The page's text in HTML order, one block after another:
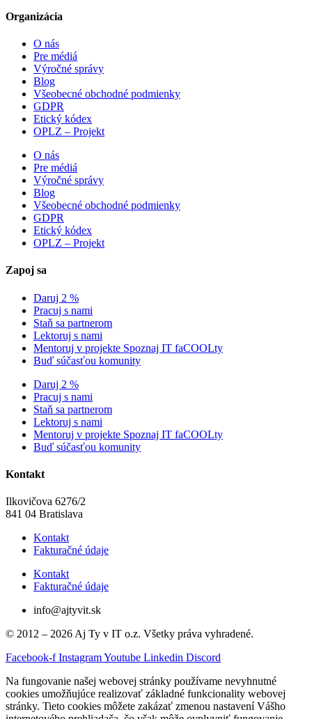
Organizácia
O nás
Pre médiá
Výročné správy
Blog
Všeobecné obchodné podmienky
GDPR
Etický kódex
OPLZ – Projekt
O nás
Pre médiá
Výročné správy
Blog
Všeobecné obchodné podmienky
GDPR
Etický kódex
OPLZ – Projekt
Zapoj sa
Daruj 2 %
Pracuj s nami
Staň sa partnerom
Lektoruj s nami
Mentoruj v projekte Spoznaj IT faCOOLty
Buď súčasťou komunity
Daruj 2 %
Pracuj s nami
Staň sa partnerom
Lektoruj s nami
Mentoruj v projekte Spoznaj IT faCOOLty
Buď súčasťou komunity
Kontakt
Ilkovičova 6276/2
841 04 Bratislava
Kontakt
Fakturačné údaje
Kontakt
Fakturačné údaje
info@ajtyvit.sk
© 2012 – 2026 Aj Ty v IT o.z. Všetky práva vyhradené.
Facebook-f InstagramYoutube Linkedin Discord
Na fungovanie našej webovej stránky používame nevyhnutné
cookies umožňujúce realizovať základné funkcionality webovej
stránky. Tieto cookies môžete zakázať zmenou nastavení Vášho